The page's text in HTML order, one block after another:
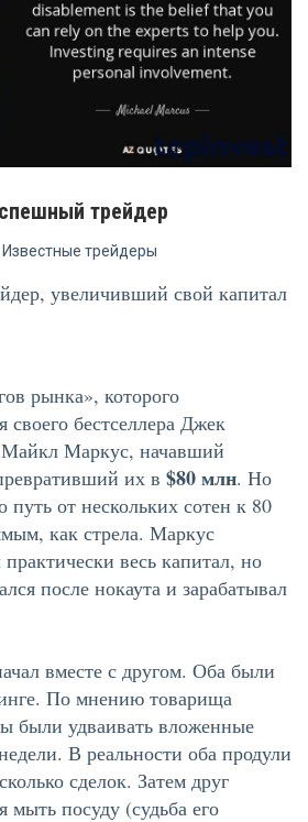
трейдер
Известные трейдеры
увеличивший свой капитал
рынка», которого
своего бестселлера Джек
Маркус, начавший
их в $80 млн. Но
путь от нескольких сотен к 80
как стрела. Маркус
весь капитал, но
после нокаута и зарабатывал
вместе с другом. Оба были
По мнению товарища
были удваивать вложенные
В реальности оба продули
сделок. Затем друг
мыть посуду (судьба его